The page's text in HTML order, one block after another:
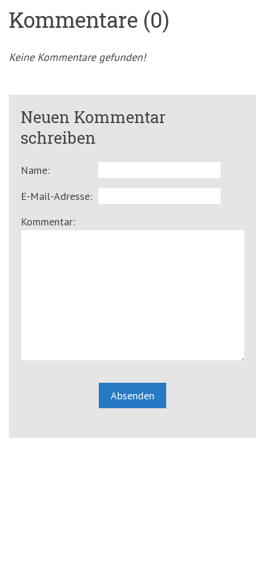
Kommentare (0)
Keine Kommentare gefunden!
Neuen Kommentar
schreiben
Name:
E-Mail-Adresse:
Kommentar: